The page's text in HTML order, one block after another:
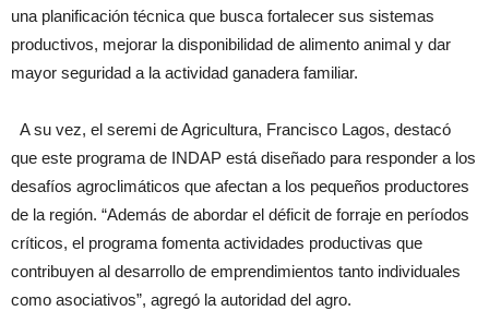
una planificación técnica que busca fortalecer sus sistemas
productivos, mejorar la disponibilidad de alimento animal y dar
mayor seguridad a la actividad ganadera familiar.
A su vez, el seremi de Agricultura, Francisco Lagos, destacó
que este programa de INDAP está diseñado para responder a los
desafíos agroclimáticos que afectan a los pequeños productores
de la región. “Además de abordar el déficit de forraje en períodos
críticos, el programa fomenta actividades productivas que
contribuyen al desarrollo de emprendimientos tanto individuales
como asociativos”, agregó la autoridad del agro.